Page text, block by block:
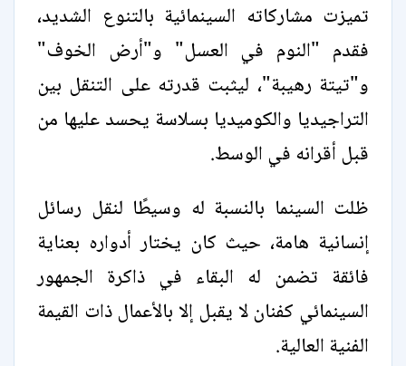
تميزت مشاركاته السينمائية بالتنوع الشديد،
فقدم "النوم في العسل" و"أرض الخوف"
و"تيتة رهيبة"، ليثبت قدرته على التنقل بين
التراجيديا والكوميديا بسلاسة يحسد عليها من
قبل أقرانه في الوسط.
ظلت السينما بالنسبة له وسيطًا لنقل رسائل
إنسانية هامة، حيث كان يختار أدواره بعناية
فائقة تضمن له البقاء في ذاكرة الجمهور
السينمائي كفنان لا يقبل إلا بالأعمال ذات القيمة
الفنية العالية.